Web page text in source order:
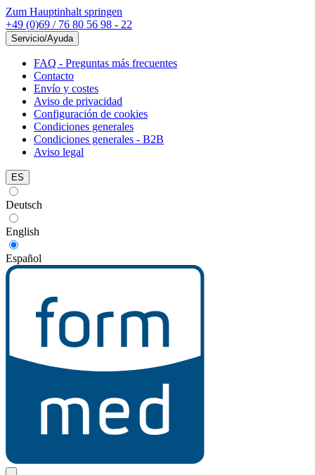
Zum Hauptinhalt springen
+49 (0)69 / 76 80 56 98 - 22
Servicio/Ayuda
FAQ - Preguntas más frecuentes
Contacto
Envío y costes
Aviso de privacidad
Configuración de cookies
Condiciones generales
Condiciones generales - B2B
Aviso legal
ES
Deutsch
English
Español